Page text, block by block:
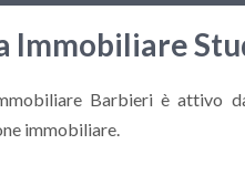
Immobiliare
Barbieri è attivo
immobiliare.